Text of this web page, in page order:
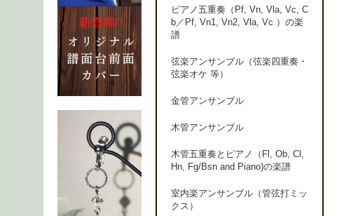
ピアノ五重奏（Pf, Vn, Vla, Vc, C
b／Pf, Vn1, Vn2, Vla, Vc ）の楽
譜
弦楽アンサンブル（弦楽四重奏・
弦楽オケ 等）
金管アンサンブル
木管アンサンブル
木管五重奏とピアノ（Fl, Ob, Cl,
Hn, Fg/Bsn and Piano)の楽譜
室内楽アンサンブル（管弦打ミッ
クス）